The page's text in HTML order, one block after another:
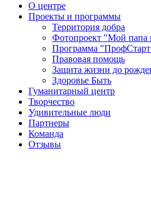
О центре
Проекты и программы
Территория добра
Фотопроект "Мой папа
Программа
Правовая помощь
Защита жизни до
Здоровье Быть
Гуманитарный центр
Творчество
Удивительные люди
Партнеры
Команда
Отзывы